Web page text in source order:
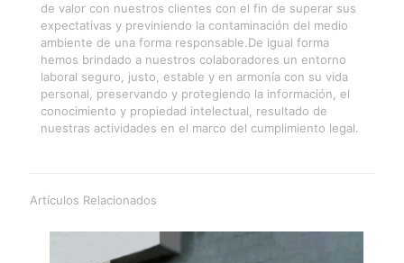
de valor con nuestros clientes con el fin de superar sus
expectativas y previniendo la contaminación del medio
ambiente de una forma responsable.De igual forma
hemos brindado a nuestros colaboradores un entorno
laboral seguro, justo, estable y en armonía con su vida
personal, preservando y protegiendo la información, el
conocimiento y propiedad intelectual, resultado de
nuestras actividades en el marco del cumplimiento legal.
Artículos Relacionados